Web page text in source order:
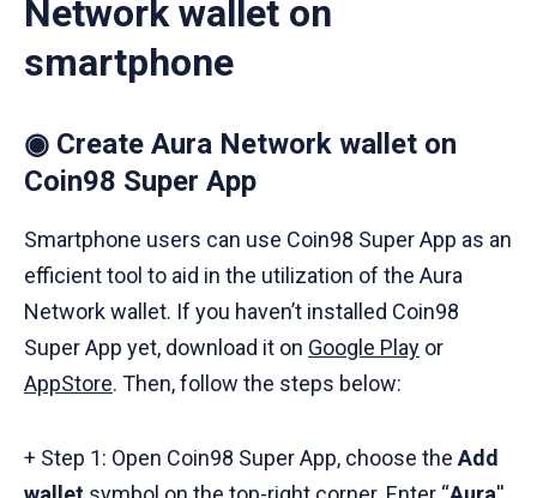
Network wallet on
smartphone
◉ Create Aura Network wallet on
Coin98 Super App
Smartphone users can use Coin98 Super App as an
efficient tool to aid in the utilization of the Aura
Network wallet. If you haven’t installed Coin98
Super App yet, download it on Google Play or
AppStore. Then, follow the steps below:
+ Step 1: Open Coin98 Super App, choose the Add